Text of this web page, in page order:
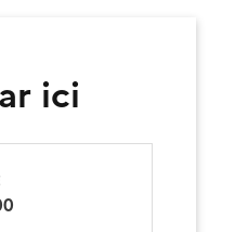
ici